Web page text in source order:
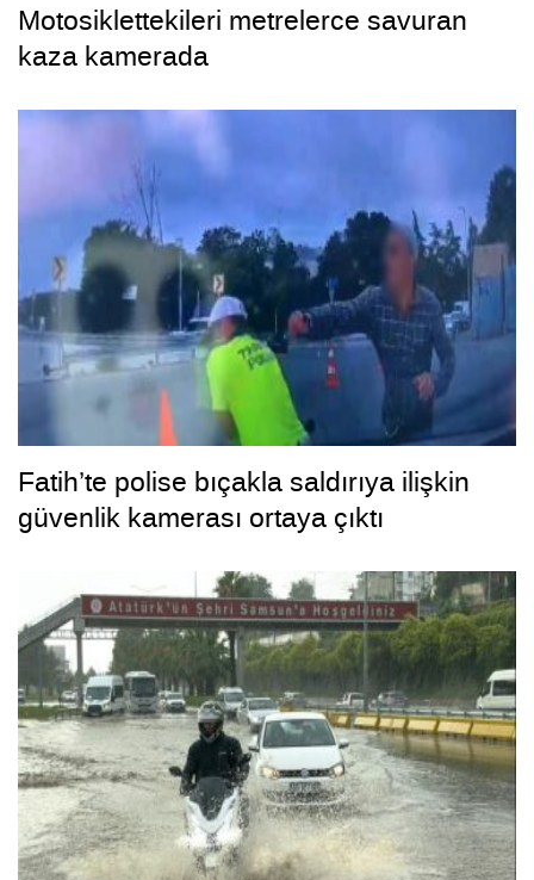
Motosiklettekileri metrelerce savuran
kaza kamerada
Fatih’te polise bıçakla saldırıya ilişkin
güvenlik kamerası ortaya çıktı